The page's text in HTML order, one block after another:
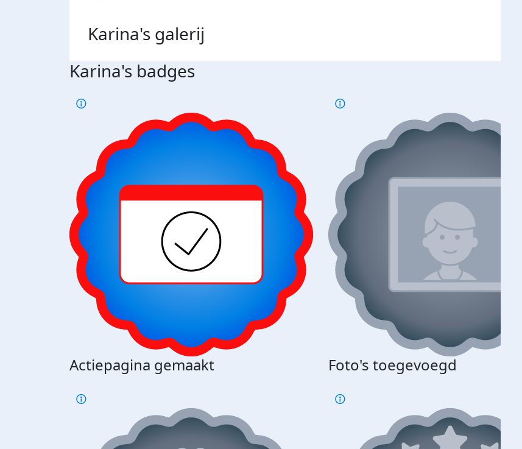
Karina's galerij
Karina's badges
Actiepagina gemaakt Foto's toegevoegd